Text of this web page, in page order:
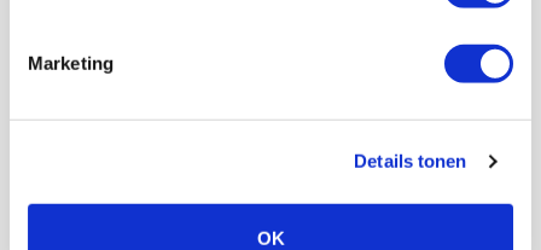
Marketing
Details tonen
OK
Servische maffiabaas in grauwe bak